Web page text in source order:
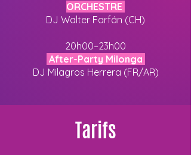
ORCHESTRE
DJ Walter Farfán (CH)
20h00–23h00
After-Party Milonga
DJ Milagros Herrera (FR/AR)
Tarifs